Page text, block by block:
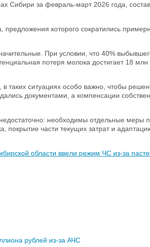
Сибири за февраль-март 2026 года,
предложения которого сократились
При условии, что 40%
потеря молока достигает 18
ситуациях особо важно, чтобы
документами, а компенсации
необходимы отдельные меры
покрытие части текущих затрат и
области ввели режим ЧС из-за
рублей из-за АЧС